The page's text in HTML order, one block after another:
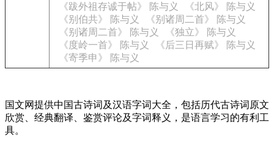
《跋外祖存诚于帖》 陈与义
《北风》 陈与义
《别伯共》 陈与义
《别诸周二首》 陈与义
《别诸周二首》 陈与义
《独立》 陈与义
《度岭一首》 陈与义
《后三日再赋》 陈与义
《寄季申》 陈与义
国文网提供中国古诗词及汉语字词大全，包括历代古诗词原文
欣赏、经典翻译、鉴赏评论及字词释义，是语言学习的有利工
具。